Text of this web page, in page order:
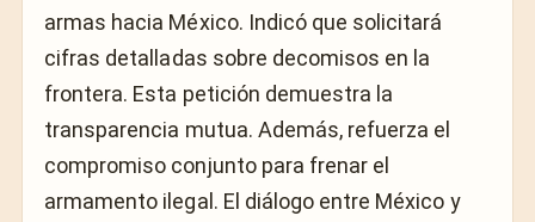
armas hacia México. Indicó que solicitará
cifras detalladas sobre decomisos en la
frontera. Esta petición demuestra la
transparencia mutua. Además, refuerza el
compromiso conjunto para frenar el
armamento ilegal. El diálogo entre México y